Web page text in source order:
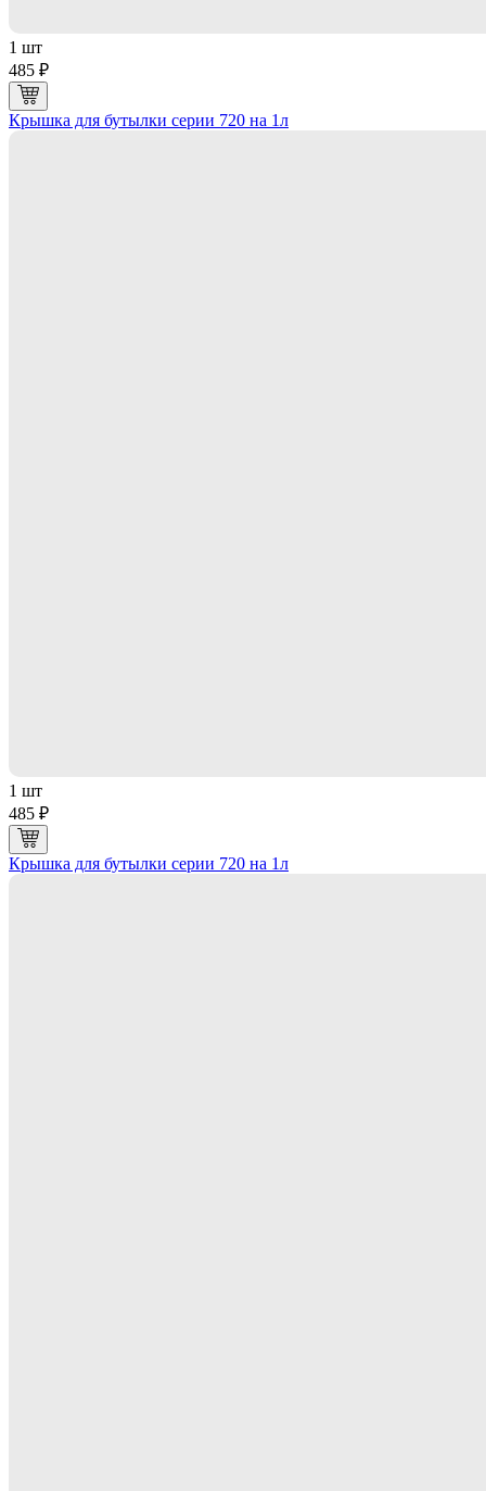
1 шт
485 ₽
Крышка для бутылки серии 720 на 1л
1 шт
485 ₽
Крышка для бутылки серии 720 на 1л